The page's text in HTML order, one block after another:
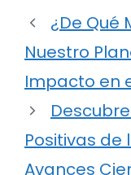
¿De Qué
Nuestro
Impacto en
Positivas de
Avances